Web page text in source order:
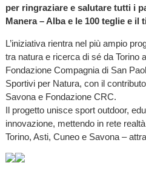
per ringraziare e salutare tutti i
Manera – Alba e le 100 teglie e
L’iniziativa rientra nel più ampio
tra natura e ricerca di sé da Torino
Fondazione Compagnia di San
Sportivi per Natura, con il
Savona e Fondazione CRC.
Il progetto unisce sport outdoor,
innovazione, mettendo in rete
Torino, Asti, Cuneo e Savona –